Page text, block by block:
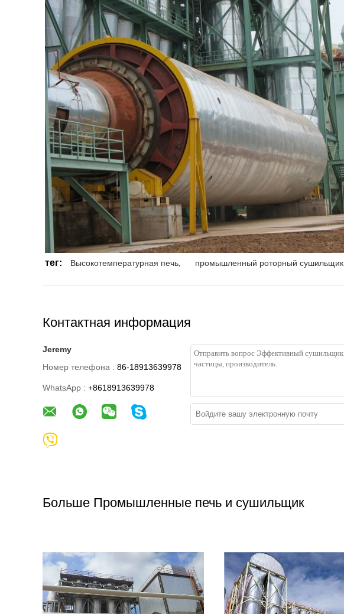
тег: Высокотемпературная печь промышленный роторный сушильщик
Контактная информация
Jeremy
Номер телефона : 86-18913639978
WhatsApp : +8618913639978
Больше Промышленные печь и сушильщик